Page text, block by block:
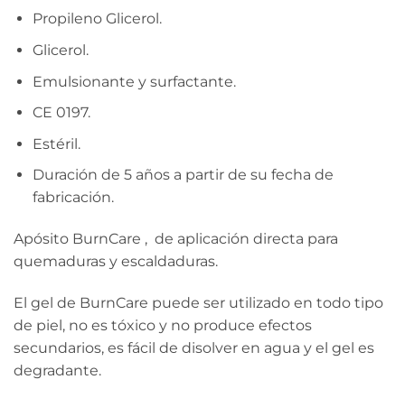
Propileno Glicerol.
Glicerol.
Emulsionante y surfactante.
CE 0197.
Estéril.
Duración de 5 años a partir de su fecha de
fabricación.
Apósito BurnCare , de aplicación directa para
quemaduras y escaldaduras.
El gel de BurnCare puede ser utilizado en todo tipo
de piel, no es tóxico y no produce efectos
secundarios, es fácil de disolver en agua y el gel es
degradante.